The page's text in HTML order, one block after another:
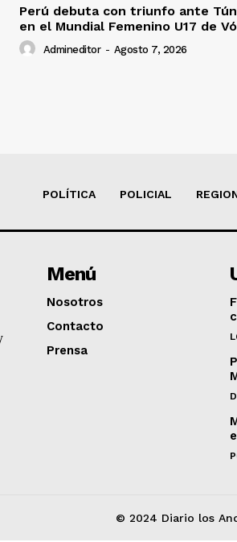
Perú debuta con triunfo ante
en el Mundial Femenino U17 de
Admineditor - Agosto 7, 2026
POLÍTICA POLICIAL
Menú
Nosotros
Contacto
Prensa
© 2024 Diario los